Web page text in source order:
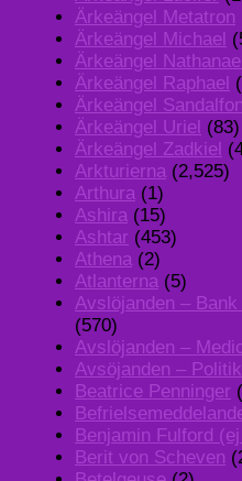
Ärkeängel Metatron
Ärkeängel Michael
Ärkeängel Nathanael
Ärkeängel Raphael
Ärkeängel Sandalfon
Ärkeängel Uriel (83)
Ärkeängel Zadkiel
Arkturierna (2,525)
Arthura (1)
Ashira (15)
Ashtar (453)
Athena (2)
Atlanterna (5)
Avslöjanden –
(570)
Avslöjanden –
Avsöjanden –
Beatrice Penninger
Benjamin Fulford
Berit von Scheven